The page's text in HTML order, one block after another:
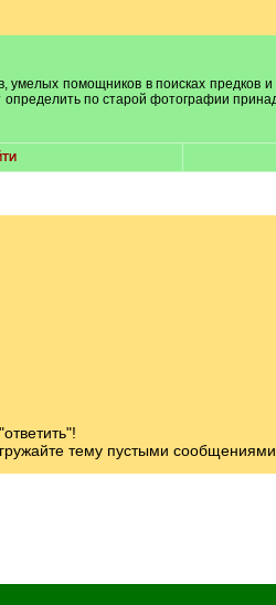
помощников в поисках предков и
по старой фотографии
тему пустыми